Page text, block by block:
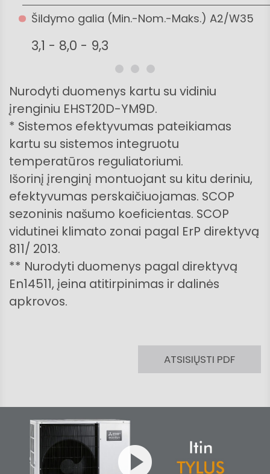
Šildymo galia (Min.-Nom.-Maks.) A2/W35
3,1 - 8,0 - 9,3
Nurodyti duomenys kartu su vidiniu
įrenginiu EHST20D-YM9D.
* Sistemos efektyvumas pateikiamas
kartu su sistemos integruotu
temperatūros reguliatoriumi.
Išorinį įrenginį montuojant su kitu deriniu,
efektyvumas perskaičiuojamas. SCOP
sezoninis našumo koeficientas. SCOP
vidutinei klimato zonai pagal ErP direktyvą
811/ 2013.
** Nurodyti duomenys pagal direktyvą
En14511, įeina atitirpinimas ir dalinės
apkrovos.
ATSISIŲSTI PDF